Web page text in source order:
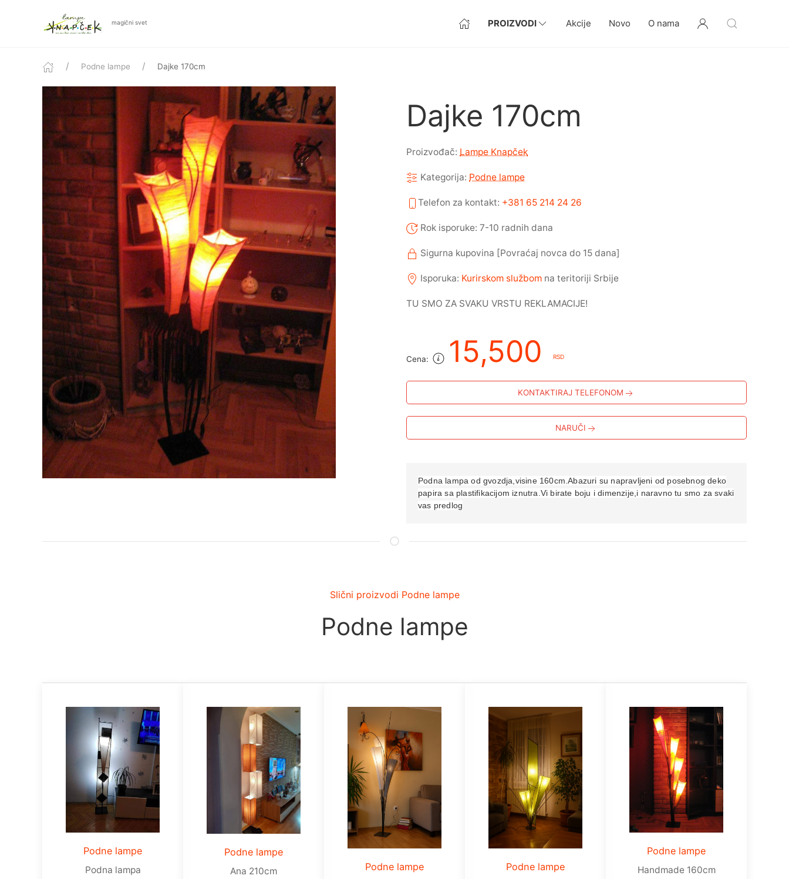
magični svet PROIZVODI Akcije Novo O nama
Podne lampe Dajke 170cm
Dajke 170cm
Proizvođač: Lampe Knapček
Kategorija: Podne lampe
Telefon za kontakt: +381 65 214 24 26
Rok isporuke: 7-10 radnih dana
Sigurna kupovina [Povraćaj novca do 15 dana]
Isporuka: Kurirskom službom na teritoriji Srbije
TU SMO ZA SVAKU VRSTU REKLAMACIJE!
Cena: 15,500 RSD
KONTAKTIRAJ TELEFONOM
NARUČI
Podna lampa od gvozdja,visine 160cm.Abazuri su napravljeni od posebnog deko
papira sa plastifikacijom iznutra.Vi birate boju i dimenzije,i naravno tu smo za svaki
vas predlog
Slični proizvodi Podne lampe
Podne lampe
Podne lampe
Podna lampa
Podne lampe
Ana 210cm Podne lampe Podne lampe
Podne lampe
Handmade 160cm